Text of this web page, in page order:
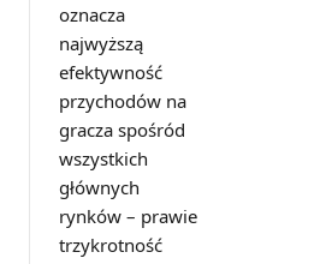
oznacza
najwyższą
efektywność
przychodów na
gracza spośród
wszystkich
głównych
rynków – prawie
trzykrotność